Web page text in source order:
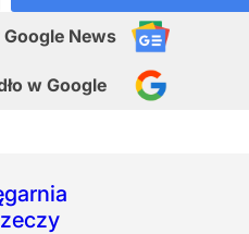
Google News
w Google